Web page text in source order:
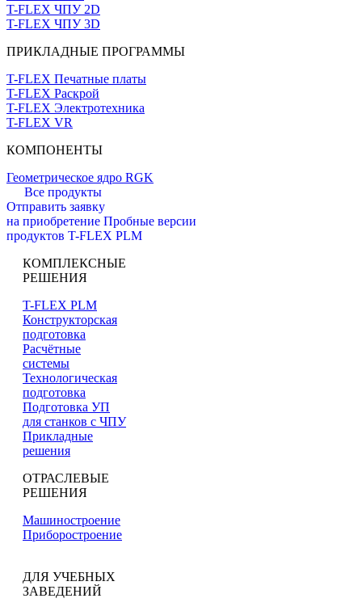
T-FLEX ЧПУ 2D
T-FLEX ЧПУ 3D
ПРИКЛАДНЫЕ ПРОГРАММЫ
T-FLEX Печатные платы
T-FLEX Раскрой
T-FLEX Электротехника
T-FLEX VR
КОМПОНЕНТЫ
Геометрическое ядро RGK
Все продукты
Отправить заявку
на приобретение Пробные версии
продуктов T-FLEX PLM
КОМПЛЕКСНЫЕ
РЕШЕНИЯ
T-FLEX PLM
Конструкторская
подготовка
Расчётные
системы
Технологическая
подготовка
Подготовка УП
для станков с ЧПУ
Прикладные
решения
ОТРАСЛЕВЫЕ
РЕШЕНИЯ
Машиностроение
Приборостроение
ДЛЯ УЧЕБНЫХ
ЗАВЕДЕНИЙ